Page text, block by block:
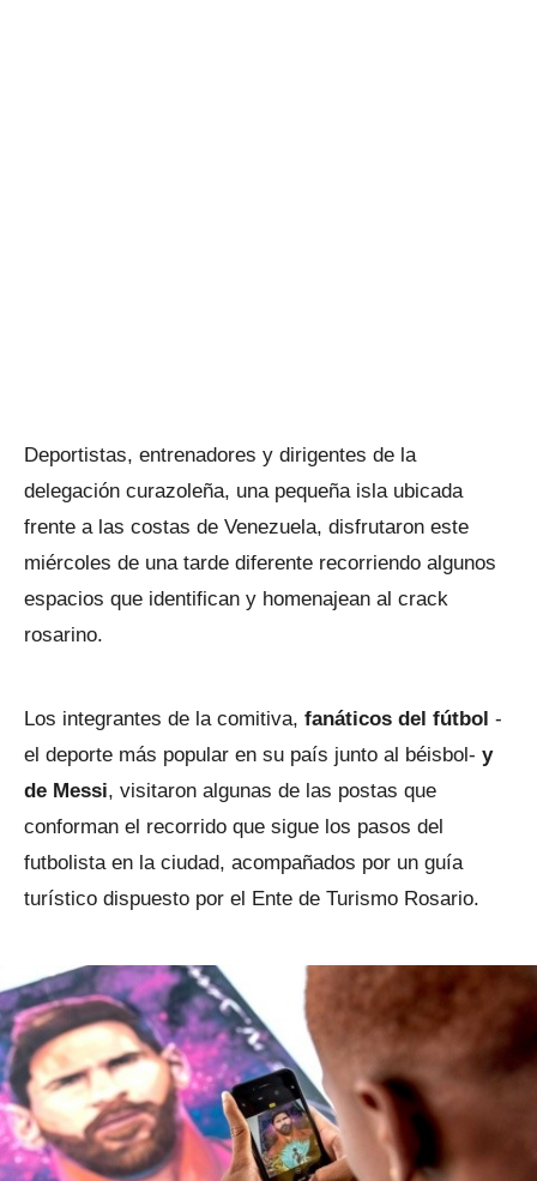
Deportistas, entrenadores y dirigentes de la
delegación curazoleña, una pequeña isla ubicada
frente a las costas de Venezuela, disfrutaron este
miércoles de una tarde diferente recorriendo algunos
espacios que identifican y homenajean al crack
rosarino.
Los integrantes de la comitiva, fanáticos del fútbol -
el deporte más popular en su país junto al béisbol- y
de Messi, visitaron algunas de las postas que
conforman el recorrido que sigue los pasos del
futbolista en la ciudad, acompañados por un guía
turístico dispuesto por el Ente de Turismo Rosario.